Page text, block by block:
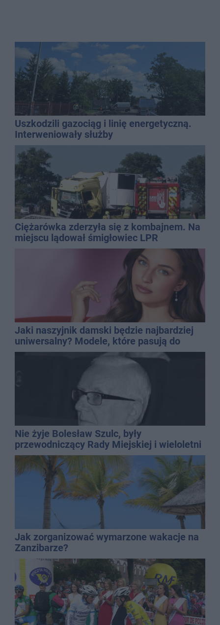
Uszkodzili gazociąg i linię energetyczną.
Interweniowały służby
Ciężarówka zderzyła się z kombajnem. Na
miejscu lądował śmigłowiec LPR
Jaki naszyjnik damski będzie najbardziej
uniwersalny? Modele, które pasują do
wielu stylizacji
Nie żyje Bolesław Szulc, były
przewodniczący Rady Miejskiej i wieloletni
dyrektor SP 14
Jak zorganizować wymarzone wakacje na
Zanzibarze?